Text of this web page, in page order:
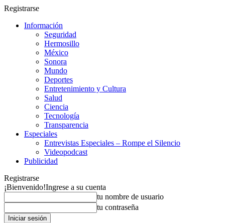
Registrarse
Información
Seguridad
Hermosillo
México
Sonora
Mundo
Deportes
Entretenimiento y Cultura
Salud
Ciencia
Tecnología
Transparencia
Especiales
Entrevistas Especiales – Rompe el Silencio
Videopodcast
Publicidad
Registrarse
¡Bienvenido!Ingrese a su cuenta
tu nombre de usuario
tu contraseña